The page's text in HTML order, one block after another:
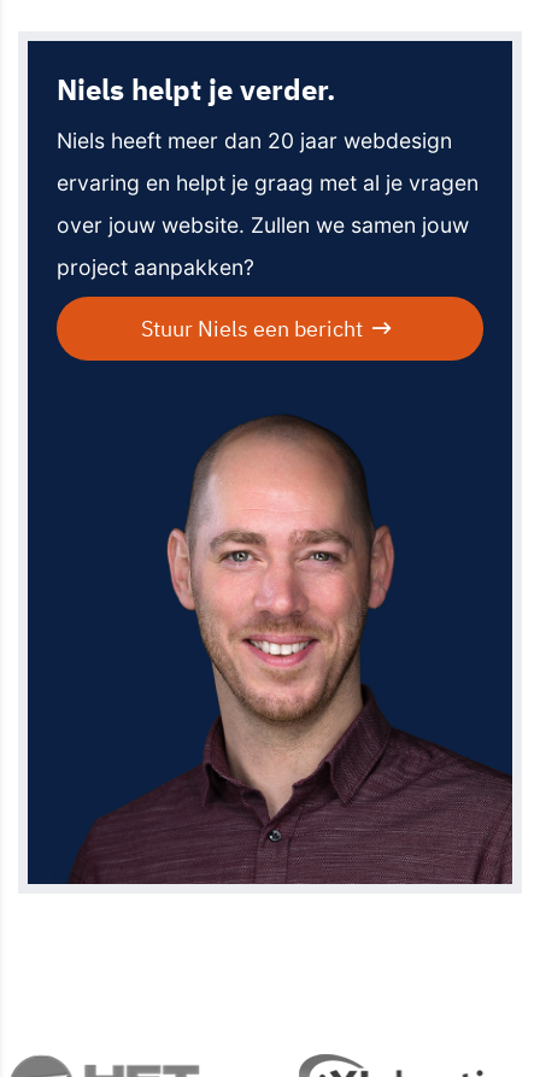
Niels helpt je verder.
Niels heeft meer dan 20 jaar webdesign
ervaring en helpt je graag met al je vragen
over jouw website. Zullen we samen jouw
project aanpakken?
Stuur Niels een bericht